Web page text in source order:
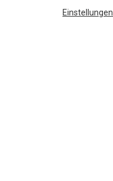
Einstellungen